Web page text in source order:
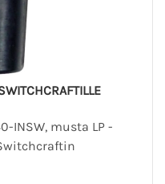
INSW, musta LP -